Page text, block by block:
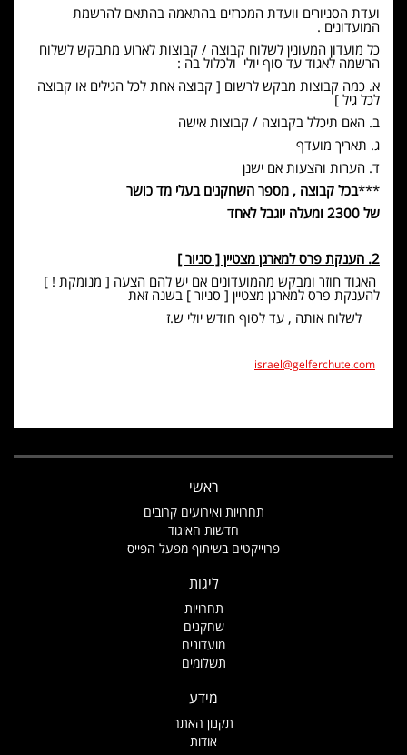
ועדת הסניורים וועדת המכרזים בהתאמה בהתאם להרשמת
המועדונים .
כל מועדון המעונין לשלוח קבוצה / קבוצות לארוע מתבקש לשלוח
הרשמה לאגוד עד סוף יולי ולכלול בה :
א. כמה קבוצות מבקש לרשום [ קבוצה אחת לכל הגילים או קבוצה
לכל גיל ]
ב. האם תיכלל בקבוצה / קבוצות אישה
ג. תאריך מועדף
ד. הערות והצעות אם ישנן
***בכל קבוצה , מספר השחקנים בעלי מד כושר
של 2300 ומעלה יוגבל לאחד
2. הענקת פרס למארגן מצטיין [ סניור ]
האגוד חוזר ומבקש מהמועדונים אם יש להם הצעה [ מנומקת ! ]
להענקת פרס למארגן מצטיין [ סניור ] בשנה זאת
לשלוח אותה , עד לסוף חודש יולי ש.ז
israel@gelferchute.com
ראשי
תחרויות ואירועים קרובים
חדשות האיגוד
פרוייקטים בשיתוף מפעל הפייס
ליגות
תחרויות
שחקנים
מועדונים
תשלומים
מידע
תקנון האתר
אודות